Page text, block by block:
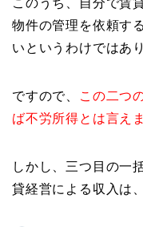
物件の管理を依頼す
いというわけではあ
ですので、
この二つ
ば不労所得とは言え
しかし、三つ目の一
貸経営による収入は